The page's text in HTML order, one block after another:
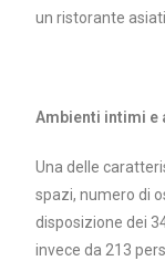
un ristorante
Ambienti intimi e
Una delle
spazi, numero di
disposizione dei
invece da 213